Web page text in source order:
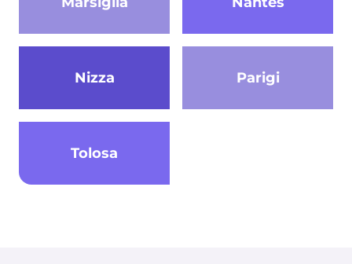
Nizza Parigi
Tolosa